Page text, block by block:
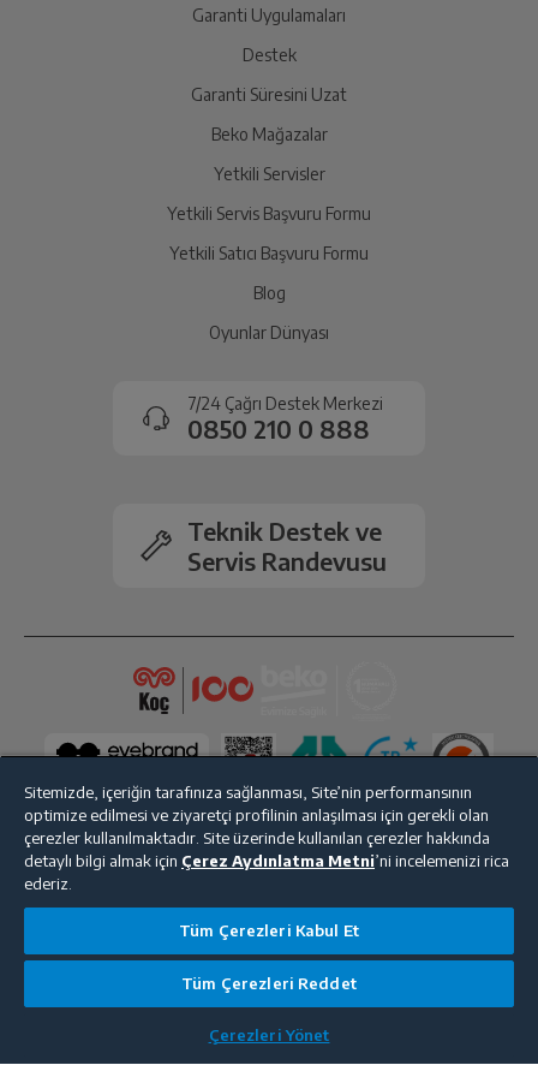
İade Talebiniz Onaylansın
Yetkili servis gerekli kontrolleri sağladıktan sonra İade
süreciniz tamamlanacaktır.
Ücretiniz İade Edilsin
gerçekleşecektir.
Garanti Uygulamaları
Destek
Garanti Süresini Uzat
Beko Mağazalar
Yetkili Servisler
Yetkili Servis Başvuru Formu
Yetkili Satıcı Başvuru Formu
Blog
Oyunlar Dünyası
7/24 Çağrı Destek Merkezi
0850 210 0 888
Teknik Destek ve
Servis Randevusu
Bize Ulaşın
Satış Sözleşmesi
© 2025 beko.com.tr
Sitemizde, içeriğin tarafınıza sağlanması, Site’nin performansının
optimize edilmesi ve ziyaretçi profilinin anlaşılması için gerekli olan
çerezler kullanılmaktadır. Site üzerinde kullanılan çerezler hakkında
detaylı bilgi almak için Çerez Aydınlatma Metni’ni incelemenizi rica
ederiz.
Tüm Çerezleri Kabul Et
Tüm Çerezleri Reddet
Çerezleri Yönet